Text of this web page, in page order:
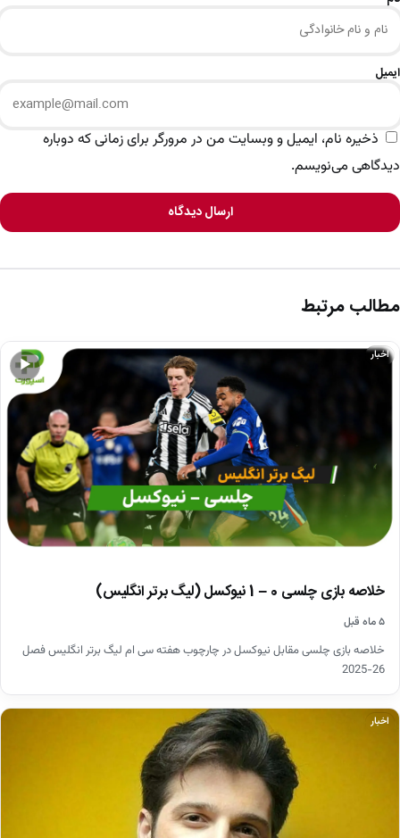
ایمیل
ذخیره نام، ایمیل و وبسایت من در مرورگر برای زمانی که دوباره
دیدگاهی می‌نویسم.
ارسال دیدگاه
مطالب مرتبط
▶
اخبار
خلاصه بازی چلسی 0 – 1 نیوکسل (لیگ برتر انگلیس)
۵ ماه قبل
خلاصه بازی چلسی مقابل نیوکسل در چارچوب هفته سی ام لیگ برتر انگلیس فصل
26-2025
اخبار